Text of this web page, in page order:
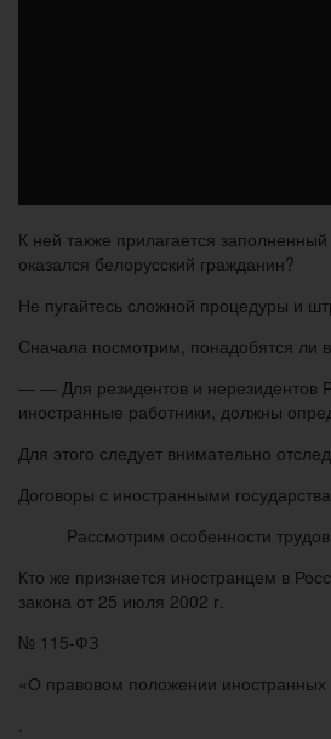
К ней также прилагается
оказался белорусский гражданин?
Не пугайтесь сложной процедуры и
Сначала посмотрим, понадобятся ли
— — Для резидентов и нерезидентов
иностранные работники, должны
Для этого следует внимательно
Договоры с иностранными
Рассмотрим особенности
Кто же признается иностранцем в
закона от 25 июля 2002 г.
№ 115-ФЗ
«О правовом положении